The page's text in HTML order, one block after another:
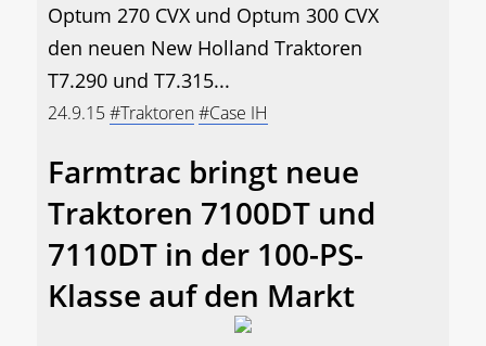
Optum 270 CVX und Optum 300 CVX
den neuen New Holland Traktoren
T7.290 und T7.315...
24.9.15#Traktoren#Case IH
Farmtrac bringt neue
Traktoren 7100DT und
7110DT in der 100-PS-
Klasse auf den Markt